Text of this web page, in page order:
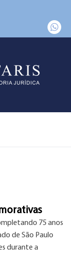
75 anos
de São Paulo
durante a